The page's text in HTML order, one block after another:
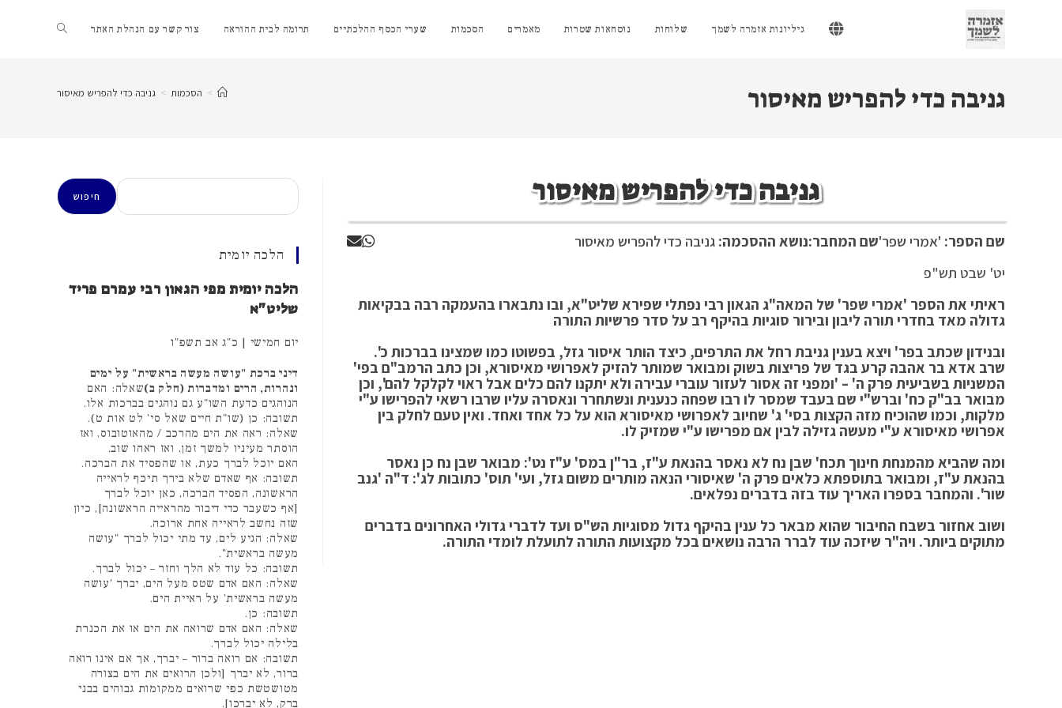
גיליונות אזמרה לשמך שלוחות נוסחאות שטרות מאמרים הסכמות שערי הכסף ההלכתיים תרומה לבית ההוראה צור קשר עם הנהלת האתר Toggle
website גניבה כדי להפריש מאיסור > הסכמות > גניבה כדי להפריש מאיסור
גניבה כדי להפריש מאיסור
שם הספר: 'אמרי שפר'שם המחבר:נושא ההסכמה: גניבה כדי להפריש מאיסור
יט' שבט תש"פ
ראיתי את הספר 'אמרי שפר' של המאה"ג הגאון רבי נפתלי שפירא שליט"א, ובו נתבארו בהעמקה רבה בבקיאות
גדולה מאד בחדרי תורה ליבון ובירור סוגיות בהיקף רב על סדר פרשיות התורה
ובנידון שכתב בפר' ויצא בענין גניבת רחל את התרפים, כיצד הותר איסור גזל, בפשוטו כמו שמצינו בברכות כ'.
שרב אדא בר אהבה קרע בגד של פריצות בשוק ומבואר שמותר להזיק לאפרושי מאיסורא, וכן כתב הרמב"ם בפי'
המשניות בשביעית פרק ה' – 'ומפני זה אסור לעזור עוברי עבירה ולא יתקנו להם כלים אבל ראוי לקלקל להם', וכן
מבואר בב"ק כח' וברש"י שם בעבד שמסר לו רבו שפחה כנענית ונשתחרר ונאסרה עליו שרבו רשאי להפרישו ע"י
מלקות, וכמו שהוכיח מזה הקצות בסי' ג' שחיוב לאפרושי מאיסורא הוא על כל אחד ואחד. ואין טעם לחלק בין
אפרושי מאיסורא ע"י מעשה גזילה לבין אם מפרישו ע"י שמזיק לו.
ומה שהביא מהמנחת חינוך תכח' שבן נח לא נאסר בהנאת ע"ז, בר"ן במס' ע"ז נט': מבואר שבן נח כן נאסר
בהנאת ע"ז, ומבואר בתוספתא כלאים פרק ה' שאיסורי הנאה מותרים משום גזל, ועי' תוס' כתובות לג': ד"ה 'גנב
שור'. והמחבר בספרו האריך עוד בזה בדברים נפלאים.
ושוב אחזור בשבח החיבור שהוא מבאר כל ענין בהיקף גדול מסוגיות הש"ס ועד לדברי גדולי האחרונים בדברים
מתוקים ביותר. ויה"ר שיזכה עוד לברר הרבה נושאים בכל מקצועות התורה לתועלת לומדי התורה.
חיפוש
חיפוש
הלכה יומית
הלכה יומית מפי הגאון רבי עמרם פריד
שליט"א
יום חמישי | כ"ג אב תשפ"ו
דיני ברכת "עושה מעשה בראשית" על ימים
ונהרות, הרים ומדברות (חלק ב)שאלה: האם
הנוהגים כדעת השו"ע גם נוהגים בברכות אלו.
תשובה: כן (שו"ת חיים שאל סי' לט אות ט).
שאלה: ראה את הים מהרכב / מהאוטובוס, ואז
הוסתר מעיניו למשך זמן, ואז ראהו שוב.
האם יוכל לברך כעת, או שהפסיד את הברכה.
תשובה: אף שאדם שלא בירך תיכף לראייה
הראשונה, הפסיד הברכה, כאן יוכל לברך
[אף כשעבר כדי דיבור מהראייה הראשונה], כיון
שזה נחשב לראייה אחת ארוכה.
שאלה: הגיע לים, עד מתי יכול לברך "עושה
מעשה בראשית".
תשובה: כל עוד לא הלך וחזר – יכול לברך.
שאלה: האם אדם שטס מעל הים, יברך 'עושה
מעשה בראשית' על ראיית הים.
תשובה: כן.
שאלה: האם אדם שרואה את הים או את הכנרת
בלילה יכול לברך.
תשובה: אם רואה ברור – יברך, אך אם אינו רואה
ברור, לא יברך [ולכן הרואים את הים בצורה
מטושטשת כפי שרואים ממקומות גבוהים בבני
ברק, לא יברכו].